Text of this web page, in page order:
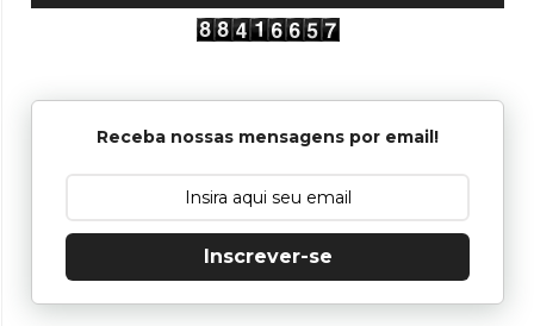
Receba nossas mensagens por email!
Inscrever-se